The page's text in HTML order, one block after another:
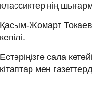
классиктерінің
Қасым-Жомарт
кепілі.
Естеріңізге сала
кітаптар мен